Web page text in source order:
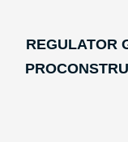
REGULATOR